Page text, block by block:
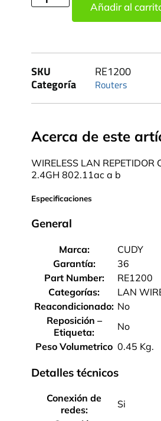
Añadir al
SKU
RE1200
Categoría
Routers
Acerca de este
WIRELESS LAN
2.4GH 802.11ac a b
Especificaciones
General
Marca:
CUDY
Garantía:
36
Part Number:
RE1200
Categorías:
LAN
Reacondicionado: No
Reposición –
Etiqueta:
No
Peso Volumetrico 0.45 Kg.
Detalles técnicos
Conexión de
redes:
Si